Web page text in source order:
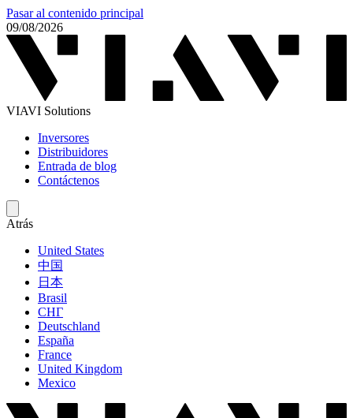
Pasar al contenido principal
09/08/2026
VIAVI Solutions
Inversores
Distribuidores
Entrada de blog
Contáctenos
Atrás
United States
中国
日本
Brasil
СНГ
Deutschland
España
France
United Kingdom
Mexico